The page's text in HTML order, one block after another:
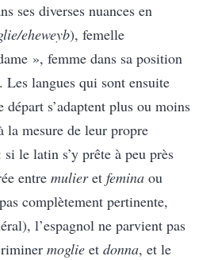
ses diverses nuances en
eheweyb), femelle
», femme dans sa position
Les langues qui sont ensuite
départ s’adaptent plus ou moins
la mesure de leur propre
le latin s’y prête à peu près
entre mulieret femina ou
complètement pertinente,
l’espagnol ne parvient pas
moglie et donna, et le